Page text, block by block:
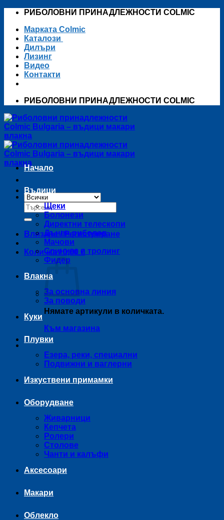
Skip
content
РИБОЛОВНИ ПРИНАДЛЕЖНОСТИ COLMIC
Марката Colmic
Каталози
Дилъри
Лизинг
Видео
Контакти
РИБОЛОВНИ ПРИНАДЛЕЖНОСТИ COLMIC
Търсене
за:
Влизане / Регистриране
Количка /0,00 €
Нямате артикули в количката.
Към магазина
Начало
Въдици
Щеки
Болонези
Директни телескопи
Дънен риболов
Мачови
Спининг и тролинг
Фидер
Влакна
За основна линия
За поводи
Куки
Плувки
Езера, реки, специални
Подвижни и ваглерни
Изкуствени примамки
Оборудване
Живарници
Кепчета
Ролери
Столове
Чанти и калъфи
Аксесоари
Макари
Облекло